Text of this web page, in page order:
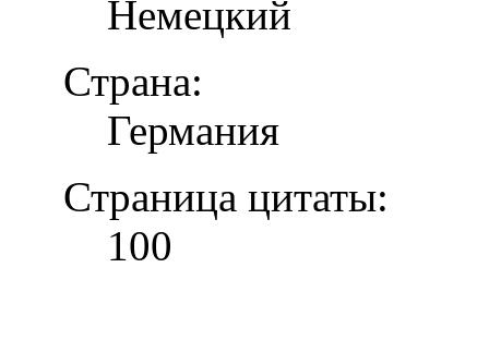
Немецкий
Страна:
Германия
Страница цитаты:
100